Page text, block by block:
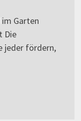
Garten
Die
jeder fördern,